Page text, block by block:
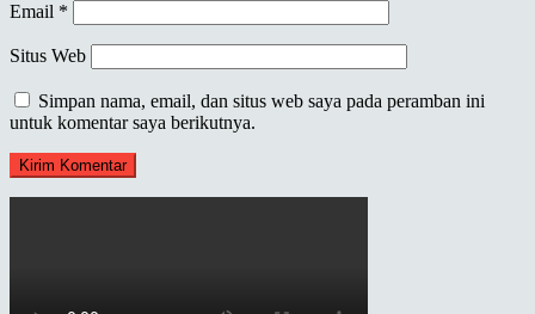
Email *
Situs Web
Simpan nama, email, dan situs web saya pada peramban ini
untuk komentar saya berikutnya.